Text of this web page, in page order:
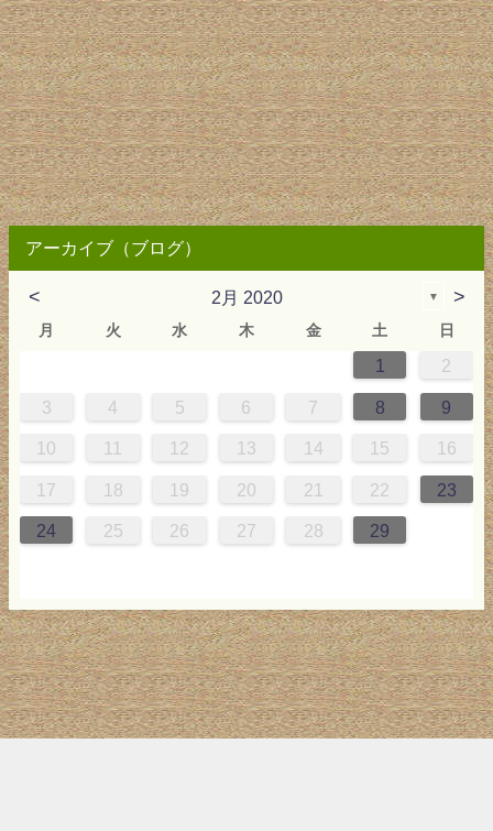
アーカイブ（ブログ）
< 2月 2020 ▼ >
月 火 水 木 金 土 日
1 2
3 4 5 6 7 8 9
10 11 12 13 14 15 16
17 18 19 20 21 22 23
24 25 26 27 28 29